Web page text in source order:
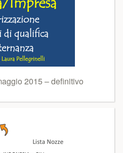
2015 – definitivo